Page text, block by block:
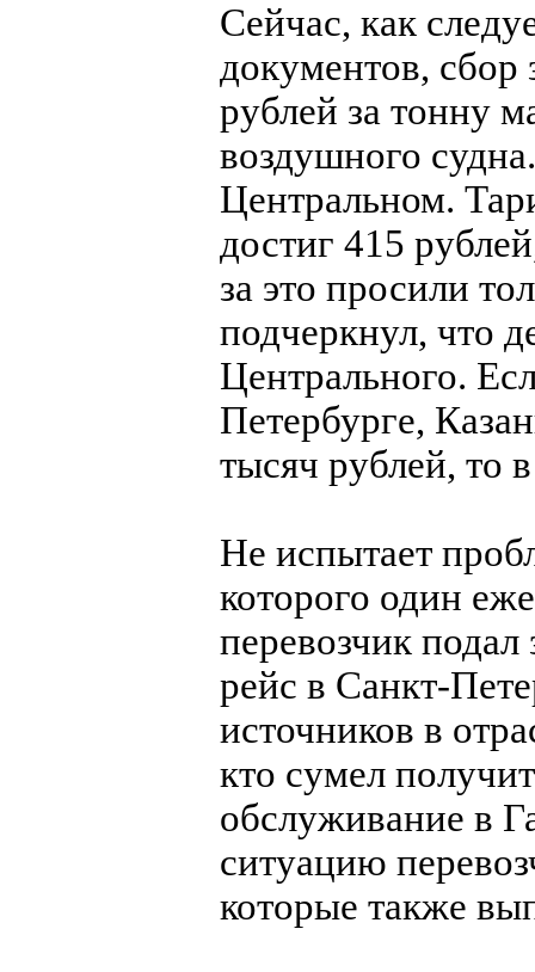
Сейчас, как
документов, сбор
рублей за тонну
воздушного
Центральном.
достиг 415
за это просили
подчеркнул, что
Центрального.
Петербурге,
тысяч рублей, то
Не испытает
которого один
перевозчик
рейс в Санкт-
источников в
кто сумел
обслуживание в
ситуацию
которые также